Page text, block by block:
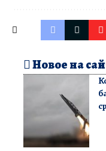
Новое на